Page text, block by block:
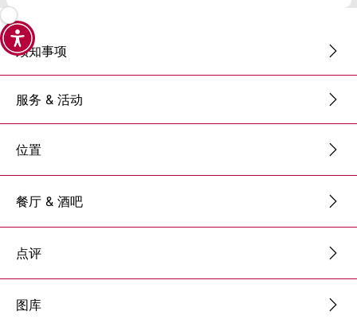
须知事项
服务 & 活动
位置
餐厅 & 酒吧
点评
图库